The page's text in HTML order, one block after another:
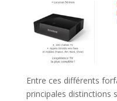
Entre ces différents
principales distinctions